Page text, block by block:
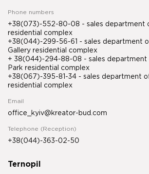
Phone numbers
+38(073)-552-80-08 - sales department
residential complex
+38(044)-299-56-61 - sales department
Gallery residential complex
+ 38(044)-294-88-08 - sales department
Park residential complex
+38(067)-395-81-34 - sales department
residential complex
Email
office_kyiv@kreator-bud.com
Telephone (Reception)
+38(044)-363-02-50
Ternopil